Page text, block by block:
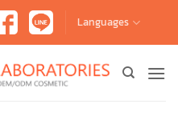
Languages